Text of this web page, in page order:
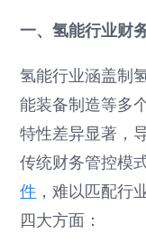
一、氢能行业财
氢能行业涵盖制
能装备制造等多
特性差异显著，
传统财务管控模
件 ，难以匹配行
四大方面：